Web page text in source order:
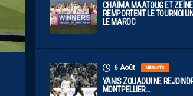
CHAÏMA MAATOUG ET
REMPORTENT LE TOURNOI
LE MAROC
6 Août MERCATO
YANIS ZOUAOUI NE
MONTPELLIER…